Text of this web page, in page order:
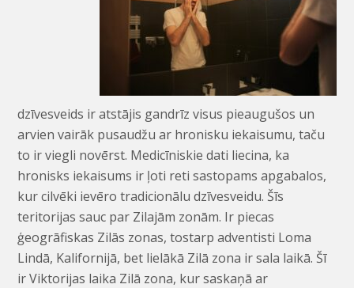
dzīvesveids ir atstājis gandrīz visus pieaugušos un
arvien vairāk pusaudžu ar hronisku iekaisumu, taču
to ir viegli novērst. Medicīniskie dati liecina, ka
hronisks iekaisums ir ļoti reti sastopams apgabalos,
kur cilvēki ievēro tradicionālu dzīvesveidu. Šīs
teritorijas sauc par Zilajām zonām. Ir piecas
ģeogrāfiskas Zilās zonas, tostarp adventisti Loma
Lindā, Kalifornijā, bet lielākā Zilā zona ir sala laikā. Šī
ir Viktorijas laika Zilā zona, kur saskaņā ar